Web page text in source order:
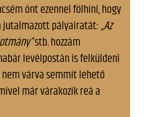
önt ezennel fölhíni, hogy
jutalmazott pályairatát:„Az
stb. hozzám
levélpostán is felküldeni
nem várva semmit lehető
már várakozik reá a